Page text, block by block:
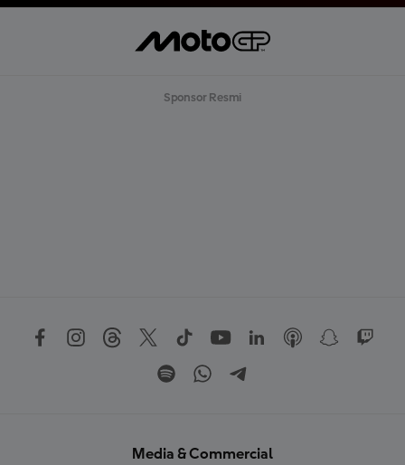
Sponsor Resmi
Media & Commercial